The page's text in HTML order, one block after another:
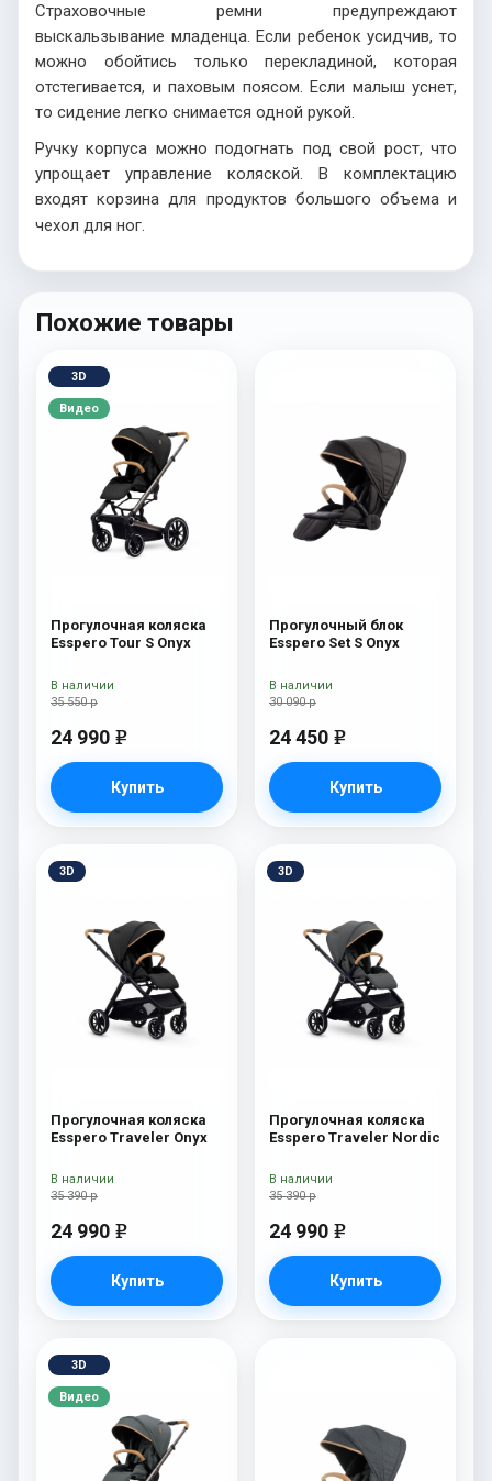
Страховочные ремни предупреждают
выскальзывание младенца. Если ребенок усидчив, то
можно обойтись только перекладиной, которая
отстегивается, и паховым поясом. Если малыш уснет,
то сидение легко снимается одной рукой.
Ручку корпуса можно подогнать под свой рост, что
упрощает управление коляской. В комплектацию
входят корзина для продуктов большого объема и
чехол для ног.
Похожие товары
3D
Видео
Прогулочная коляска
Esspero Tour S Onyx
35 550 р
24 990 e
Купить
В наличии
Прогулочный блок
Esspero Set S Onyx
30 090 р
24 450 e
Купить
В наличии
3D
Прогулочная коляска
Esspero Traveler Onyx
35 390 р
24 990 e
Купить
В наличии
3D
Прогулочная коляска
Esspero Traveler Nordic
35 390 р
24 990 e
Купить
В наличии
3D
Видео